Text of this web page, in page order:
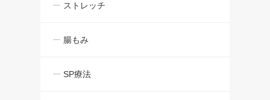
ストレッチ
腸もみ
SP療法